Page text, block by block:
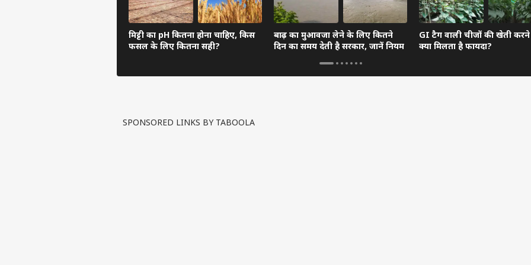
मिट्टी का pH कितना होना चाहिए, किस
फसल के लिए कितना सही?
बाढ़ का मुआवजा लेने के लिए कितने
दिन का समय देती है सरकार, जानें नियम
GI टैग वाली चीजों की खेती
क्या मिलता है फायदा?
SPONSORED LINKS BY TABOOLA